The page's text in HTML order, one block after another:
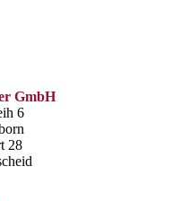
GmbH
6
28